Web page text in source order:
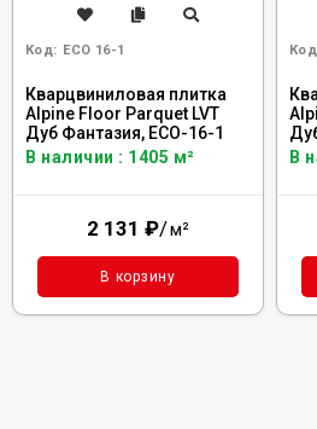
Код: ECO 16-1
Кварцвиниловая плитка
Alpine Floor Parquet LVT
Дуб Фантазия, ECO-16-1
В наличии : 1405 м²
2 131 ₽/м²
В корзину
В